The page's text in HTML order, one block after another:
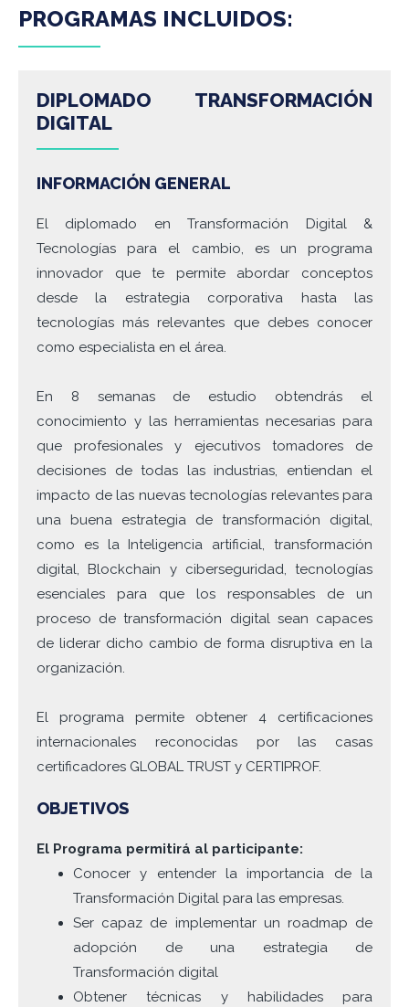
PROGRAMAS INCLUIDOS:
DIPLOMADO TRANSFORMACIÓN
DIGITAL
INFORMACIÓN GENERAL
El diplomado en Transformación Digital &
Tecnologías para el cambio, es un programa
innovador que te permite abordar conceptos
desde la estrategia corporativa hasta las
tecnologías más relevantes que debes conocer
como especialista en el área.
En 8 semanas de estudio obtendrás el
conocimiento y las herramientas necesarias para
que profesionales y ejecutivos tomadores de
decisiones de todas las industrias, entiendan el
impacto de las nuevas tecnologías relevantes para
una buena estrategia de transformación digital,
como es la Inteligencia artificial, transformación
digital, Blockchain y ciberseguridad, tecnologías
esenciales para que los responsables de un
proceso de transformación digital sean capaces
de liderar dicho cambio de forma disruptiva en la
organización.
El programa permite obtener 4 certificaciones
internacionales reconocidas por las casas
certificadores GLOBAL TRUST y CERTIPROF.
OBJETIVOS
El Programa permitirá al participante:
Conocer y entender la importancia de la
Transformación Digital para las empresas.
Ser capaz de implementar un roadmap de
adopción de una estrategia de
Transformación digital
Obtener técnicas y habilidades para